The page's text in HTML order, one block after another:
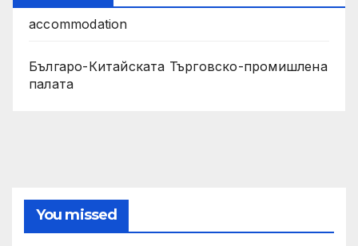
accommodation
Българо-Китайската Търговско-промишлена
палата
You missed